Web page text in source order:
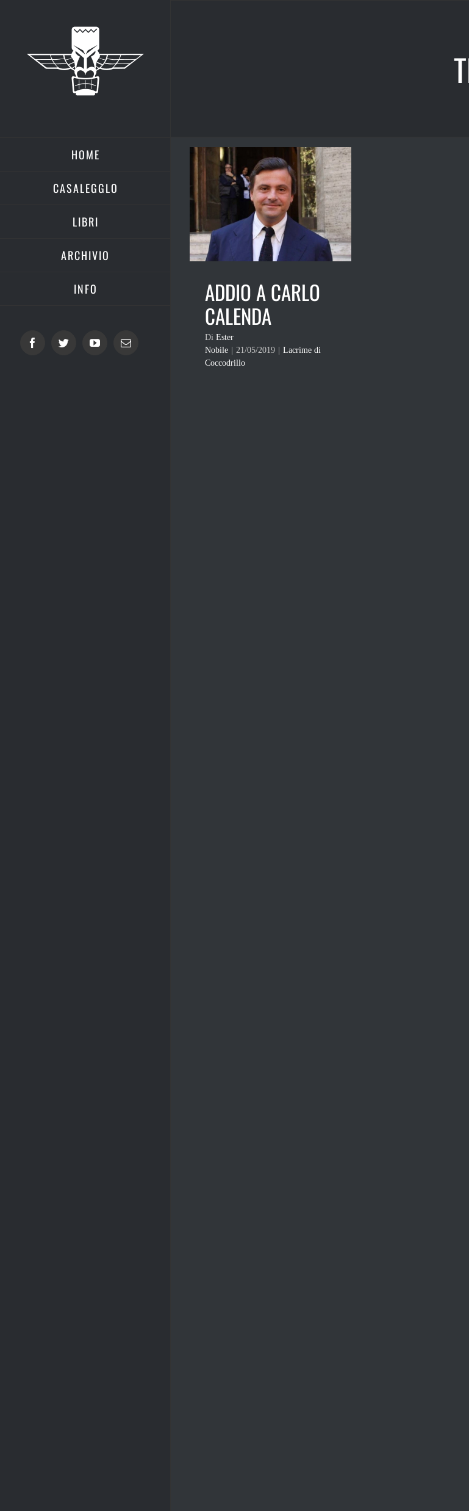
HOME
CASALEGGLO
LIBRI
ARCHIVIO
INFO
FacebookTwitterYouTubeEmail
ADDIO A CARLO
CALENDA
Di Ester
Nobile
21/05/2019
Lacrime di
Coccodrillo